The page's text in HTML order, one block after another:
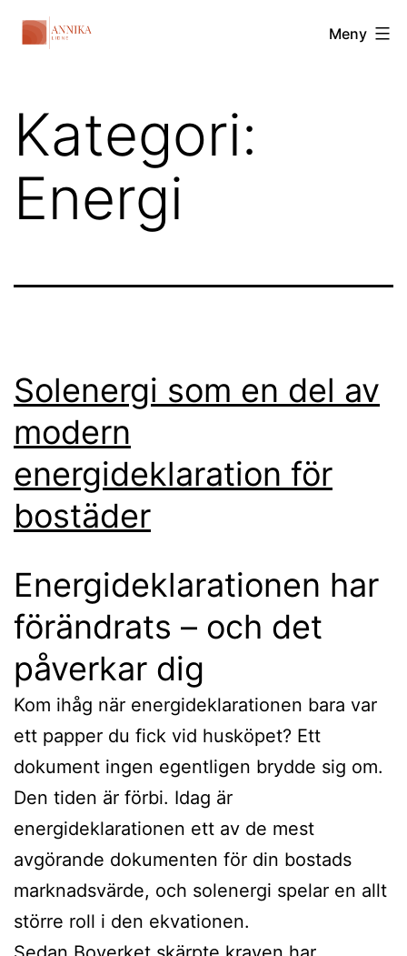
Hoppa
Annikalidne.com Meny
Kategori:
Energi
Solenergi som en del av
modern
energideklaration för
bostäder
Energideklarationen har
förändrats – och det
påverkar dig
Kom ihåg när energideklarationen bara var
ett papper du fick vid husköpet? Ett
dokument ingen egentligen brydde sig om.
Den tiden är förbi. Idag är
energideklarationen ett av de mest
avgörande dokumenten för din bostads
marknadsvärde, och solenergi spelar en allt
större roll i den ekvationen.